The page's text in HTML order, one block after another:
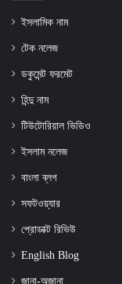
ইসলামিক নাম
টেক নলেজ
ডকুমেন্ট ফরমেট
হিন্দু নাম
টিউটোরিয়াল ভিডিও
ইসলাম নলেজ
বাংলা ব্লগ
সফটওয়্যার
প্রোডাক্ট রিভিউ
English Blog
জানা-অজানা